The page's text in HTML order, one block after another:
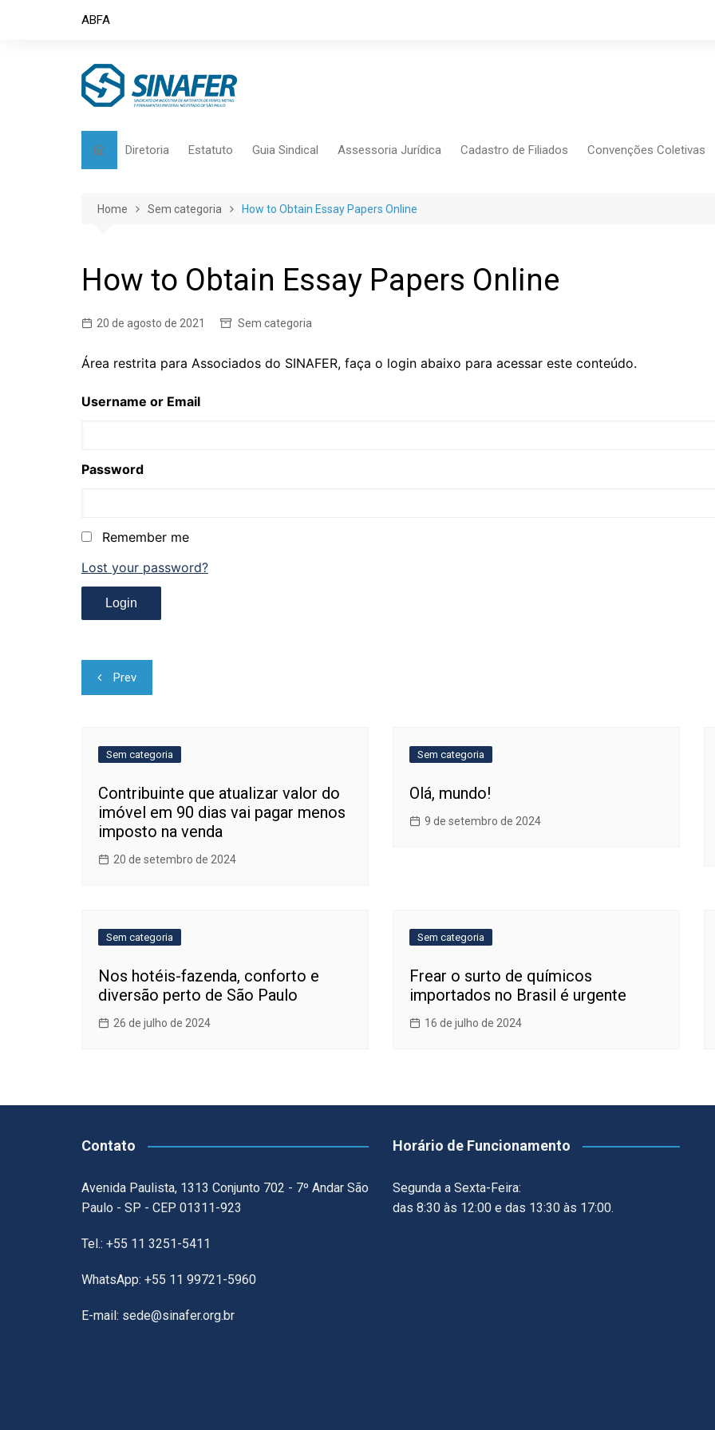
ABFA
Diretoria Estatuto Guia Sindical Assessoria Jurídica Cadastro de Filiados Convenções Coletivas
CCT – Itatiba, Birigui,
Home Sem categoria How to Obtain Essay Papers Online
How to Obtain Essay Papers Online
20 de agosto de 2021 Sem categoria
Área restrita para Associados do SINAFER, faça o login abaixo para acessar este conteúdo.
Username or Email
Password
Remember me
Lost your password?
Navegação
de
Prev
Sem categoria
Contribuinte que atualizar valor do
imóvel em 90 dias vai pagar menos
imposto na venda
20 de setembro de 2024
Sem categoria
Olá, mundo!
9 de setembro de 2024
Sem categoria
Nos hotéis-fazenda, conforto e
diversão perto de São Paulo
26 de julho de 2024
Sem categoria
Frear o surto de químicos
importados no Brasil é urgente
16 de julho de 2024
Contato
Avenida Paulista, 1313 Conjunto 702 - 7º Andar São
Paulo - SP - CEP 01311-923
Tel.: +55 11 3251-5411
WhatsApp: +55 11 99721-5960
E-mail: sede@sinafer.org.br
Horário de Funcionamento
Segunda a Sexta-Feira:
das 8:30 às 12:00 e das 13:30 às 17:00.